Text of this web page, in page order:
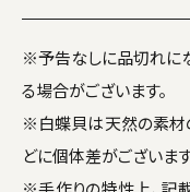
※予告なしに品切れに
る場合がございます。
※白蝶貝は天然の素材
どに個体差がございます